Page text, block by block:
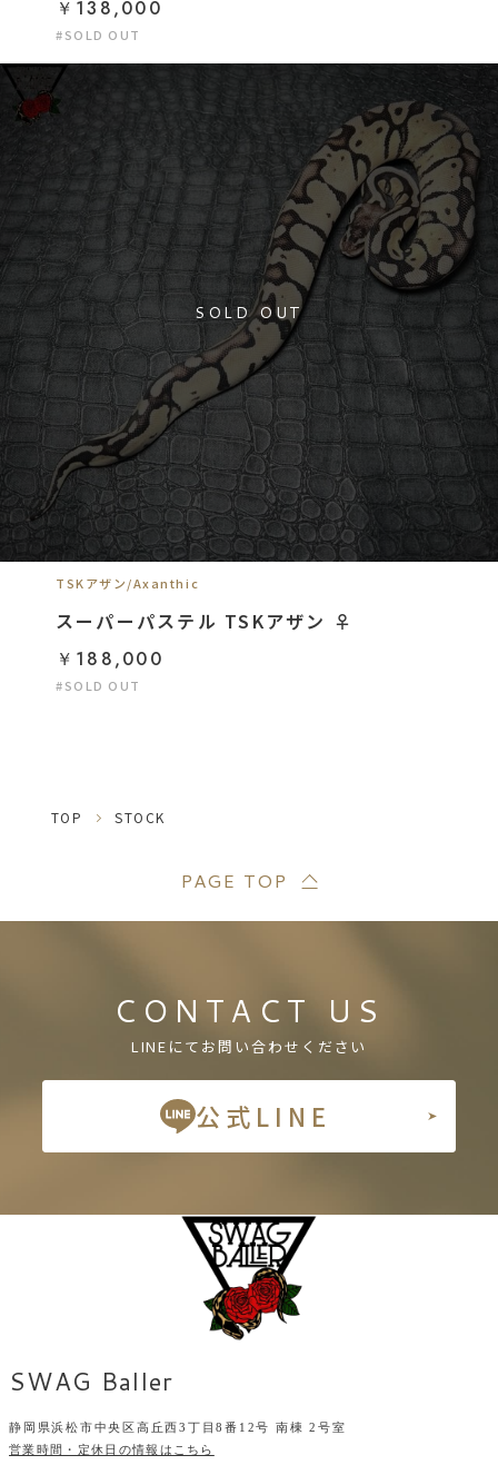
￥138,000
#SOLD OUT
SOLD OUT
TSKアザン/Axanthic
スーパーパステル TSKアザン ♀
￥188,000
#SOLD OUT
TOP STOCK
CONTACT US
LINEにてお問い合わせください
公式LINE
SWAG Baller
静岡県浜松市中央区高丘西3丁目8番12号 南棟 2号室
営業時間・定休日の情報はこちら
PAGE TOP